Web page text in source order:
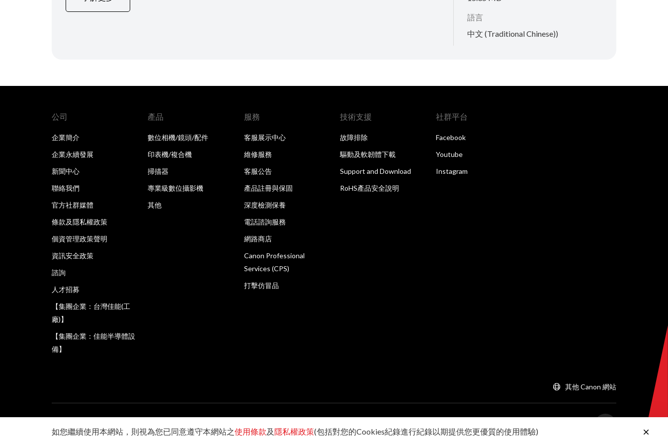
語言
中文 (Traditional Chinese))
公司
企業簡介
企業永續發展
新聞中心
聯絡我們
官方社群媒體
條款及隱私權政策
個資管理政策聲明
資訊安全政策
諮詢
人才招募
【集團企業：台灣佳能(工
廠)】
【集團企業：佳能半導體設
備】
產品
數位相機/鏡頭/配件
印表機/複合機
掃描器
專業級數位攝影機
其他
服務
客服展示中心
維修服務
客服公告
產品註冊與保固
深度檢測保養
電話諮詢服務
網路商店
Canon Professional
Services (CPS)
打擊仿冒品
技術支援
故障排除
驅動及軟韌體下載
Support and Download
RoHS產品安全說明
社群平台
Facebook
Youtube
Instagram
其他 Canon 網站
如您繼續使用本網站，則視為您已同意遵守本網站之使用條款及隱私權政策(包括對您的Cookies紀錄進行紀錄以期提供您更優質的使用體驗)